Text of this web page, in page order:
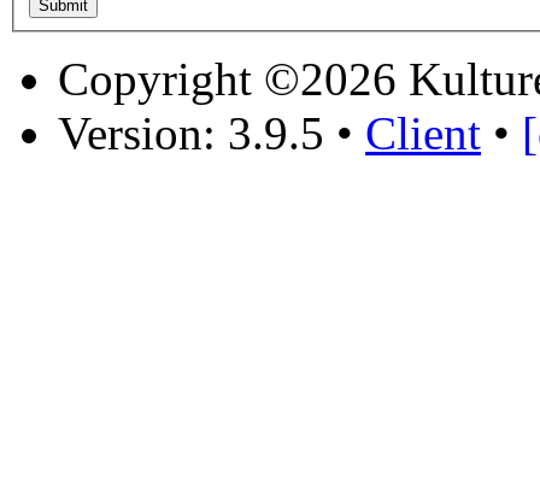
Copyright ©2026
Version: 3.9.5 • Client •